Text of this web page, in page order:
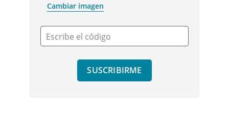
Cambiar imagen
Escribe el código